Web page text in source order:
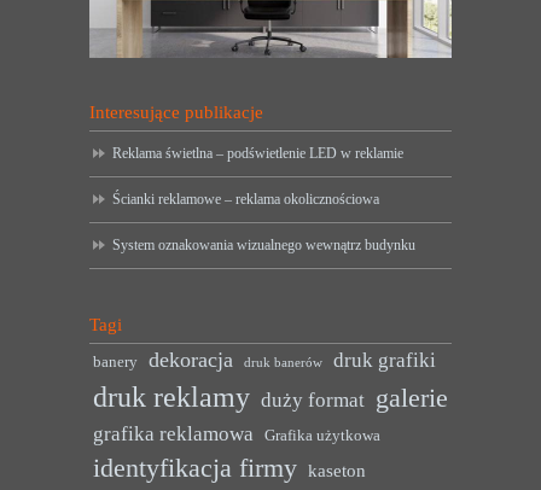
Interesujące publikacje
Reklama świetlna – podświetlenie LED w reklamie
Ścianki reklamowe – reklama okolicznościowa
System oznakowania wizualnego wewnątrz budynku
Tagi
banery dekoracja druk banerów druk grafiki
druk reklamy duży format galerie
grafika reklamowa Grafika użytkowa
identyfikacja firmy kaseton